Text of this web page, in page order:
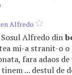
Alfredo
Alfredo din
mi-a stranit-o o
fara adaos de
... destul de